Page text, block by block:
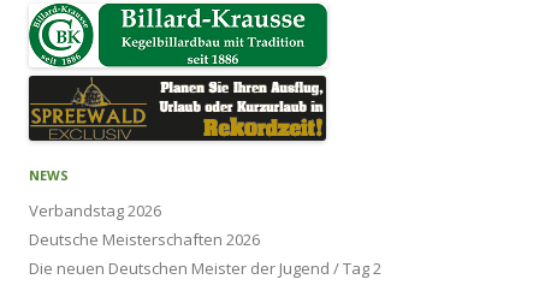
NEWS
Verbandstag 2026
Deutsche Meisterschaften 2026
Die neuen Deutschen Meister der Jugend / Tag 2